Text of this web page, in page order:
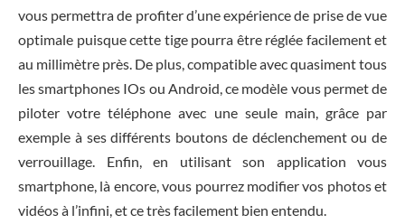
vous permettra de profiter d’une expérience de prise de vue
optimale puisque cette tige pourra être réglée facilement et
au millimètre près. De plus, compatible avec quasiment tous
les smartphones IOs ou Android, ce modèle vous permet de
piloter votre téléphone avec une seule main, grâce par
exemple à ses différents boutons de déclenchement ou de
verrouillage. Enfin, en utilisant son application vous
smartphone, là encore, vous pourrez modifier vos photos et
vidéos à l’infini, et ce très facilement bien entendu.